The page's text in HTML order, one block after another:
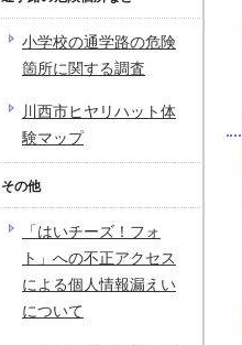
小学校の通学路の危険
箇所に関する調査
川西市ヒヤリハット体
験マップ
その他
「はいチーズ！フォ
ト」への不正アクセス
による個人情報漏えい
について